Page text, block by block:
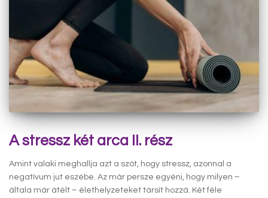
A stressz két arca II. rész
Amint valaki meghallja azt a szót, hogy stressz, azonnal a
negatívum jut eszébe. Az már persze egyéni, hogy milyen –
általa már átélt – élethelyzeteket társít hozzá. Két féle